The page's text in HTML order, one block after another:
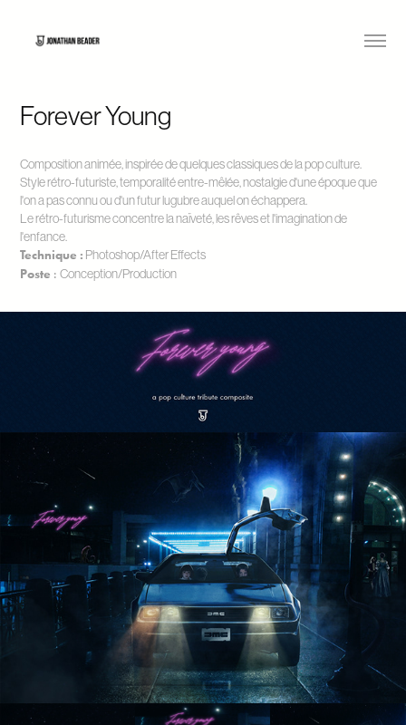
Forever Young
Composition animée, inspirée de quelques classiques de la pop culture.
Style rétro-futuriste, temporalité entre-mêlée, nostalgie d'une époque que
l'on a pas connu ou d'un futur lugubre auquel on échappera.
Le rétro-futurisme concentre la naïveté, les rêves et l'imagination de
l'enfance.
Technique : Photoshop/After Effects
Poste :Conception/Production